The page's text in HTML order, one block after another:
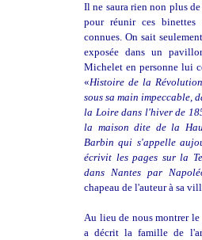
Il ne saura rien non plus
pour réunir ces binettes
connues. On sait
exposée dans un
Michelet en personne lui
«Histoire de la
sous sa main impeccable,
la Loire dans l'hiver de
la maison dite de la
Barbin qui s'appelle
écrivit les pages sur la
dans Nantes par
chapeau de l'auteur à sa
Au lieu de nous montrer
a décrit la famille de